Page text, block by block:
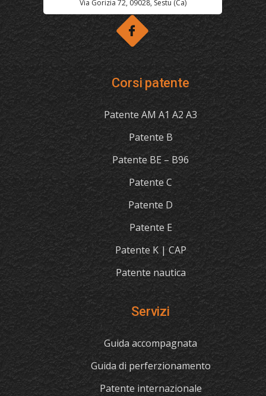
Via Gorizia 72, 09028, Sestu (Ca)
Corsi patente
Patente AM A1 A2 A3
Patente B
Patente BE – B96
Patente C
Patente D
Patente E
Patente K | CAP
Patente nautica
Servizi
Guida accompagnata
Guida di perferzionamento
Patente internazionale